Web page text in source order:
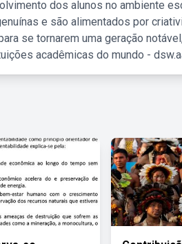
dos alunos no ambiente
e são alimentados por
se tornarem uma geração
acadêmicas do mundo -